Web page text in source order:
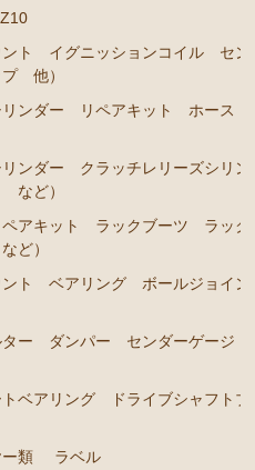
など）
シリンダー リペアキッ
シリンダー クラッチレリ
ホールキット など）
リペアキット ラックブー
ドエンド など）
ウント ベアリング ボー
など）
ルター ダンパー センダ
ートベアリング ドライブ
ト イグニッションコイル セン
他）
リンダー リペアキット ホース
ンダー クラッチレリーズシリン
など）
ペアキット ラックブーツ ラック
ど）
ント ベアリング ボールジョイン
ター ダンパー センダーゲージ
ベアリング ドライブシャフトブ
類
ラベル